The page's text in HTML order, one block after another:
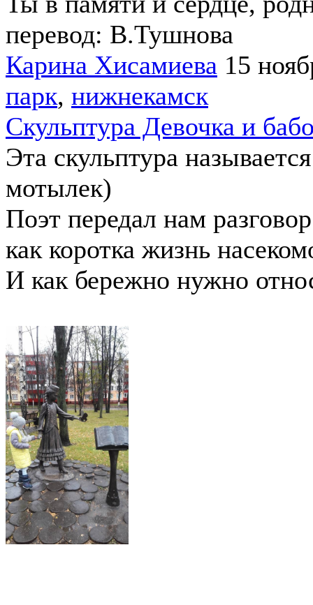
перевод: В.Тушнова
Карина Хисамиева 15
парк, нижнекамск
Скульптура Девочка и
Эта скульптура
мотылек)
Поэт передал нам
как коротка жизнь
И как бережно нужно